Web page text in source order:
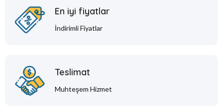
En iyi fiyatlar
İndirimli Fiyatlar
Teslimat
Muhteşem Hizmet